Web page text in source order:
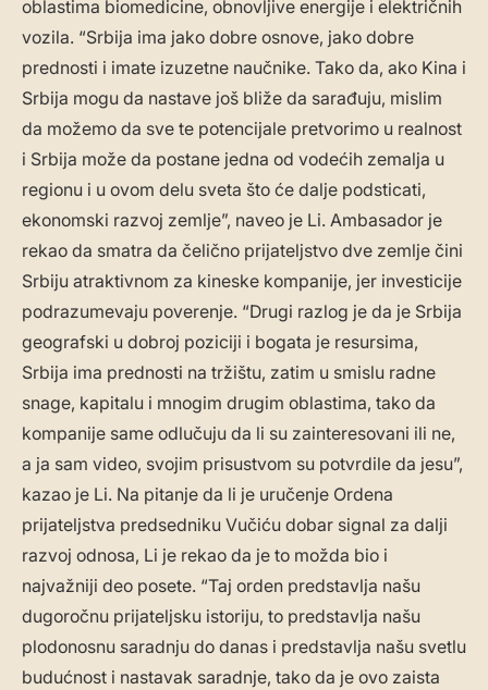
oblastima biomedicine, obnovljive energije i električnih
vozila. “Srbija ima jako dobre osnove, jako dobre
prednosti i imate izuzetne naučnike. Tako da, ako Kina i
Srbija mogu da nastave još bliže da sarađuju, mislim
da možemo da sve te potencijale pretvorimo u realnost
i Srbija može da postane jedna od vodećih zemalja u
regionu i u ovom delu sveta što će dalje podsticati,
ekonomski razvoj zemlje”, naveo je Li. Ambasador je
rekao da smatra da čelično prijateljstvo dve zemlje čini
Srbiju atraktivnom za kineske kompanije, jer investicije
podrazumevaju poverenje. “Drugi razlog je da je Srbija
geografski u dobroj poziciji i bogata je resursima,
Srbija ima prednosti na tržištu, zatim u smislu radne
snage, kapitalu i mnogim drugim oblastima, tako da
kompanije same odlučuju da li su zainteresovani ili ne,
a ja sam video, svojim prisustvom su potvrdile da jesu”,
kazao je Li. Na pitanje da li je uručenje Ordena
prijateljstva predsedniku Vučiću dobar signal za dalji
razvoj odnosa, Li je rekao da je to možda bio i
najvažniji deo posete. “Taj orden predstavlja našu
dugoročnu prijateljsku istoriju, to predstavlja našu
plodonosnu saradnju do danas i predstavlja našu svetlu
budućnost i nastavak saradnje, tako da je ovo zaista